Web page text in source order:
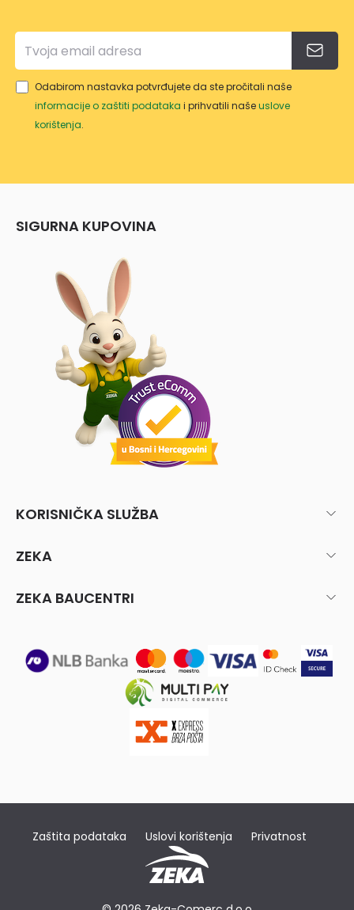
Odabirom nastavka potvrđujete da ste pročitali naše
informacije o zaštiti podataka i prihvatili našeuslove
korištenja.
SIGURNA KUPOVINA
KORISNIČKA SLUŽBA
ZEKA
ZEKA BAUCENTRI
Zaštita podataka Uslovi korištenja Privatnost